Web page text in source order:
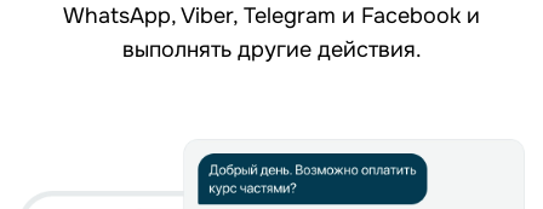
WhatsApp, Viber, Telegram и Facebook и
выполнять другие действия.